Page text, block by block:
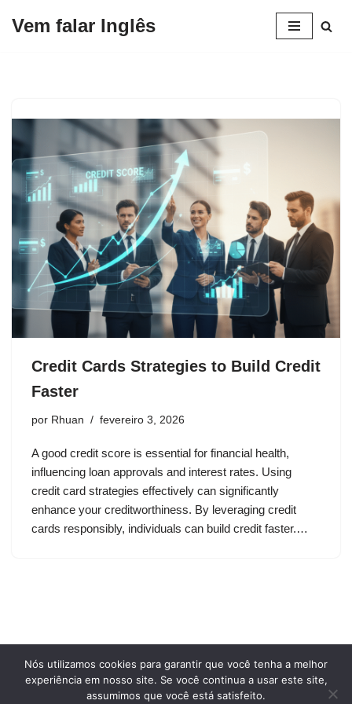
Vem falar Inglês
Credit Cards Strategies to Build Credit
Faster
por Rhuan fevereiro 3, 2026
A good credit score is essential for financial health,
influencing loan approvals and interest rates. Using
credit card strategies effectively can significantly
enhance your creditworthiness. By leveraging credit
cards responsibly, individuals can build credit faster.…
Privacy Policy
Terms and conditions of use
Cookie Policy Contact Us
Nós utilizamos cookies para garantir que você tenha a melhor
experiência em nosso site. Se você continua a usar este site,
assumimos que você está satisfeito.